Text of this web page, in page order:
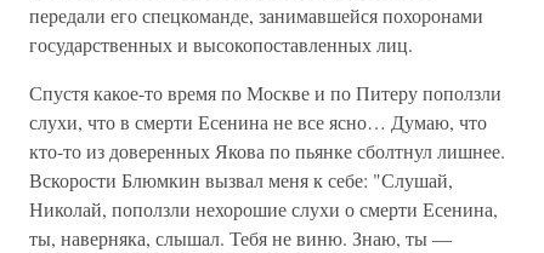
передали его спецкоманде, занимавшейся похоронами
государственных и высокопоставленных лиц.
Спустя какое-то время по Москве и по Питеру поползли
слухи, что в смерти Есенина не все ясно… Думаю, что
кто-то из доверенных Якова по пьянке сболтнул лишнее.
Вскорости Блюмкин вызвал меня к себе: "Слушай,
Николай, поползли нехорошие слухи о смерти Есенина,
ты, наверняка, слышал. Тебя не виню. Знаю, ты —